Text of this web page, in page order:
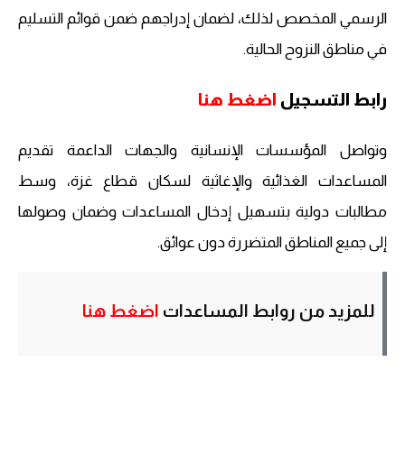
الرسمي المخصص لذلك، لضمان إدراجهم ضمن قوائم التسليم
في مناطق النزوح الحالية.
رابط التسجيل اضغط هنا
وتواصل المؤسسات الإنسانية والجهات الداعمة تقديم
المساعدات الغذائية والإغاثية لسكان قطاع غزة، وسط
مطالبات دولية بتسهيل إدخال المساعدات وضمان وصولها
إلى جميع المناطق المتضررة دون عوائق.
للمزيد من روابط المساعدات اضغط هنا